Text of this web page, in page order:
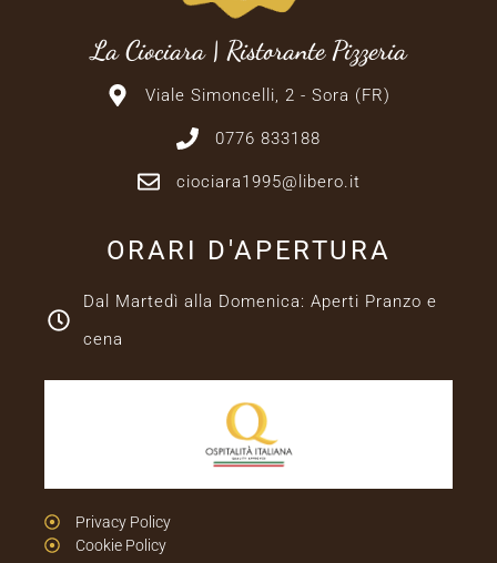
La Ciociara | Ristorante Pizzeria
Viale Simoncelli, 2 - Sora (FR)
0776 833188
ciociara1995@libero.it
ORARI D'APERTURA
Dal Martedì alla Domenica: Aperti Pranzo e
cena
Privacy Policy
Cookie Policy